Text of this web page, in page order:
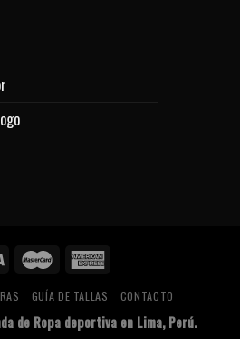
GUÍA DE TALLAS CONTACTO
de Ropa deportiva en Lima, Perú.